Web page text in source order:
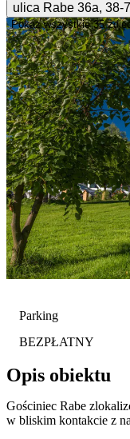
ulica Rabe 36a, 38-
Pokaż wszystkie 35
Parking
BEZPŁATNY
Opis obiektu
Gościniec Rabe
w bliskim kontakcie z